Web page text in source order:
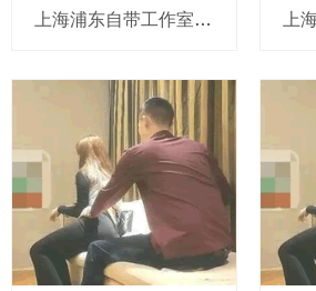
上海浦东自带工作室VS酒店会所：隐私谁更好？